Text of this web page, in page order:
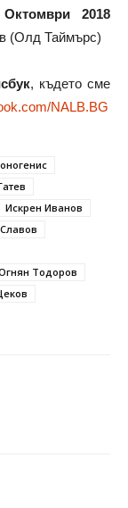
2018
(Олд Таймърс)
, където сме
NALB.BG
Искрен Иванов
Тодоров